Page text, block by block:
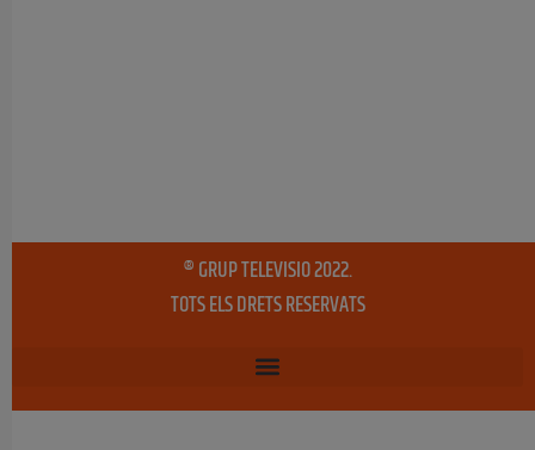
® GRUP TELEVISIO 2022.
TOTS ELS DRETS RESERVATS